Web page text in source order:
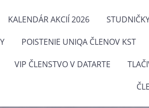
KALENDÁR AKCIÍ 2026
POISTENIE UNIQA ČLENOV KST
VIP ČLENSTVO V DATARTE